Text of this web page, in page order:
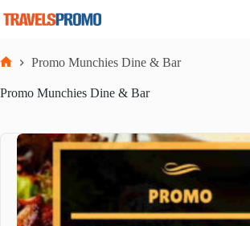
Promo Munchies Dine & Bar
Promo Munchies Dine & Bar